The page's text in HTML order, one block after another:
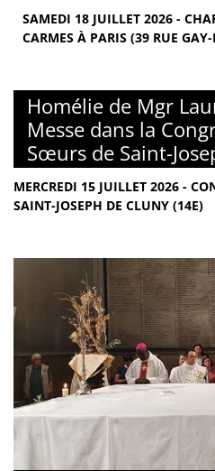
SAMEDI 18 JUILLET 2026 -
CARMES À PARIS (39 RUE
Homélie de Mgr
Messe dans la
Sœurs de Saint-
MERCREDI 15 JUILLET 2026 -
SAINT-JOSEPH DE CLUNY (14E)